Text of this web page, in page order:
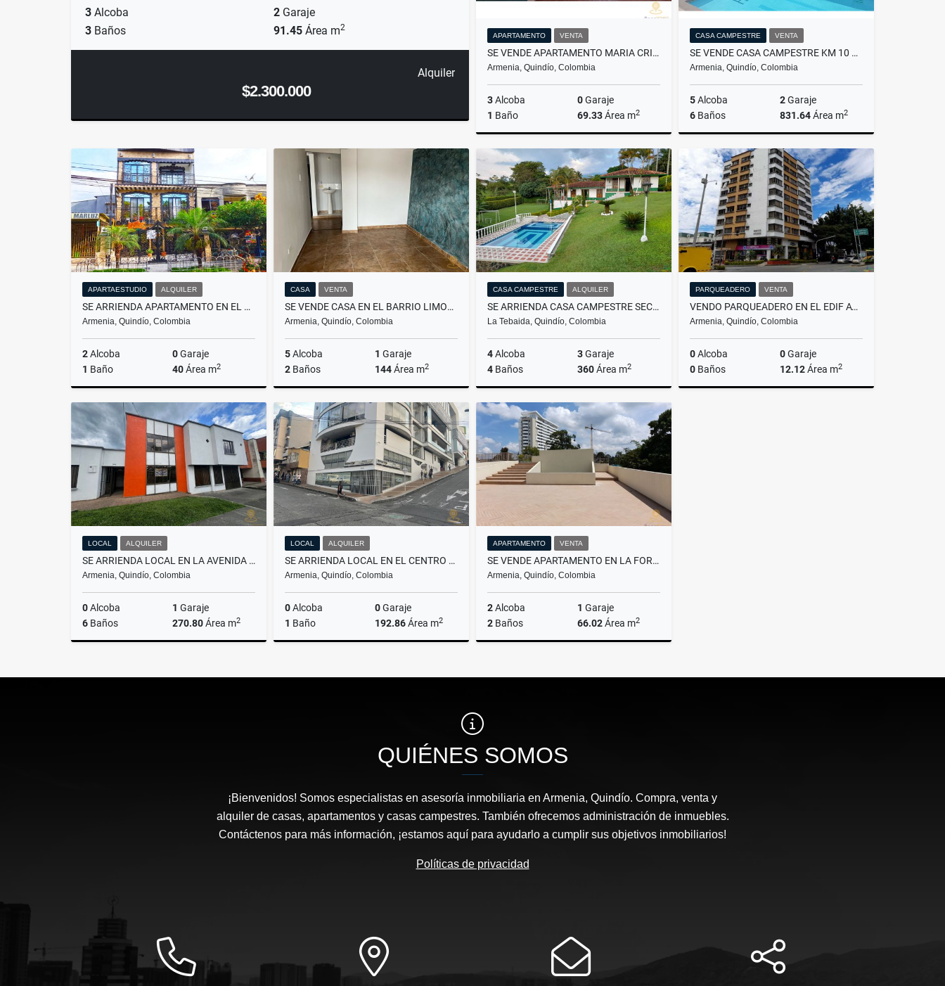
3 Alcoba 2 Garaje
3 Baños 91.45 Área m2
Alquiler
$2.300.000
APARTAMENTO VENTA
SE VENDE APARTAMENTO MARIA CRISTINA TERCERA ETAPA
Armenia, Quindío, Colombia
3Alcoba 0Garaje
1 Baño 69.33Área m2
Venta
$200.000.000
CASA CAMPESTRE VENTA
SE VENDE CASA CAMPESTRE KM 10 VIA AL EDEN - URBANIZACION EL CABRERO
Armenia, Quindío, Colombia
5Alcoba 2Garaje
6 Baños 831.64Área m2
Venta
$3.000.000.000
APARTAESTUDIO ALQUILER
SE ARRIENDA APARTAMENTO EN EL SUR DE ARMENIA - CIUDAD DORADA
Armenia, Quindío, Colombia
2Alcoba 0Garaje
1 Baño 40Área m2
Alquiler
$600.000
CASA VENTA
SE VENDE CASA EN EL BARRIO LIMONAR - OCC DE ARMENIA
Armenia, Quindío, Colombia
5Alcoba 1 Garaje
2 Baños 144Área m2
Venta
$450.000.000
CASA CAMPESTRE ALQUILER
SE ARRIENDA CASA CAMPESTRE SECTOR DEL CAIMO
La Tebaida, Quindío, Colombia
4Alcoba 3Garaje
4 Baños 360Área m2
Alquiler
$6.700.000
PARQUEADERO VENTA
VENDO PARQUEADERO EN EL EDIF AVENIDA, NORTE DE ARMENIA
Armenia, Quindío, Colombia
0Alcoba 0Garaje
0 Baños 12.12Área m2
LOCAL ALQUILER
SE ARRIENDA LOCAL EN LA AVENIDA 19 - NORTE DE ARMENIA
Armenia, Quindío, Colombia
0Alcoba 1 Garaje
6 Baños 270.80Área m2
$12.000.000
LOCAL ALQUILER
SE ARRIENDA LOCAL EN EL CENTRO COMERCIAL ALTAVISTA - CENTRO DE ARMENIA
Armenia, Quindío, Colombia
0Alcoba 0Garaje
1 Baño 192.86Área m2
$12.000.000
APARTAMENTO VENTA
SE VENDE APARTAMENTO EN LA FORESTA - AVENIDA 19 NORTE
Armenia, Quindío, Colombia
2Alcoba 1 Garaje
2 Baños 66.02Área m2
$415.000.000
QUIÉNES SOMOS
¡Bienvenidos! Somos especialistas en asesoría inmobiliaria en Armenia, Quindío. Compra, venta y
alquiler de casas, apartamentos y casas campestres. También ofrecemos administración de inmuebles.
Contáctenos para más información, ¡estamos aquí para ayudarlo a cumplir sus objetivos inmobiliarios!
Políticas de privacidad